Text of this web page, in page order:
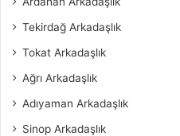
Tekirdağ Arkadaşlık
Tokat Arkadaşlık
Ağrı Arkadaşlık
Adıyaman Arkadaşlık
Sinop Arkadaşlık